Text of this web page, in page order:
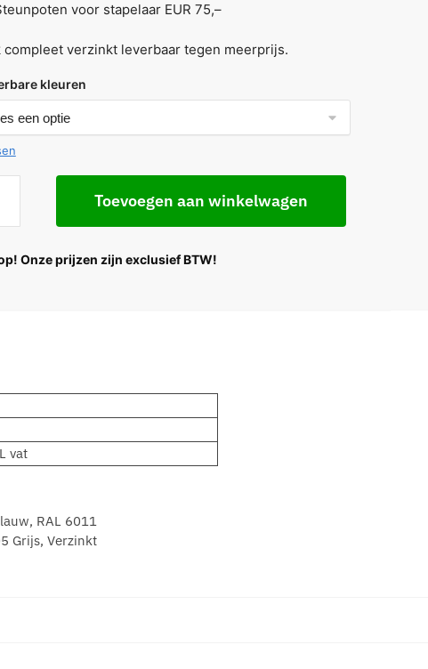
voor stapelaar EUR 75,–
compleet verzinkt leverbaar tegen meerprijs.
kleuren
Toevoegen aan winkelwagen
Onze prijzen zijn exclusief BTW!
vat
RAL 6011
Grijs, Verzinkt